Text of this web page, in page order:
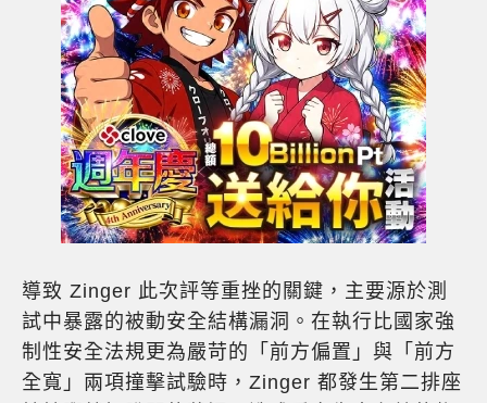
導致 Zinger 此次評等重挫的關鍵，主要源於測
試中暴露的被動安全結構漏洞。在執行比國家強
制性安全法規更為嚴苛的「前方偏置」與「前方
全寬」兩項撞擊試驗時，Zinger 都發生第二排座